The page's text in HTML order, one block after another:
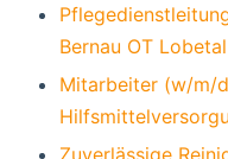
Bernau OT Lobetal
Mitarbeiter (w/m/
Zuverlässige